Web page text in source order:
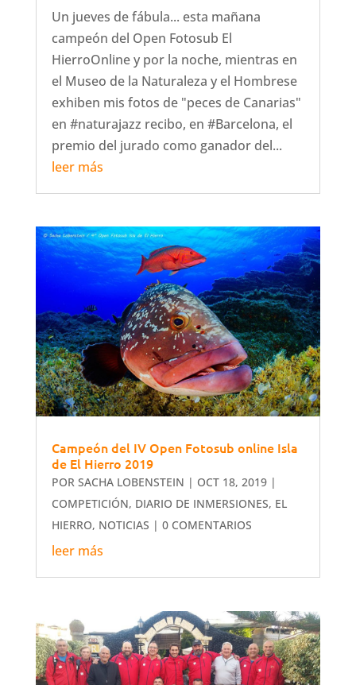
Un jueves de fábula... esta mañana
campeón del Open Fotosub El
HierroOnline y por la noche, mientras en
el Museo de la Naturaleza y el Hombrese
exhiben mis fotos de "peces de Canarias"
en #naturajazz recibo, en #Barcelona, el
premio del jurado como ganador del...
leer más
Campeón del IV Open Fotosub online Isla
de El Hierro 2019
POR SACHA LOBENSTEIN | OCT 18, 2019|
COMPETICIÓN, DIARIO DE INMERSIONES, EL
HIERRO, NOTICIAS | 0 COMENTARIOS
leer más